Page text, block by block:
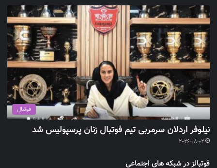
فوتبال
نیلوفر اردلان سرمربی تیم فوتبال زنان پرسپولیس شد
2026-08-02
فوتبالز در شبکه های اجتماعی